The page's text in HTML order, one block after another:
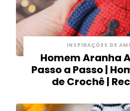
INSPIRAÇÕES DE
Homem Aranha
Passo a Passo |
de Crochê |